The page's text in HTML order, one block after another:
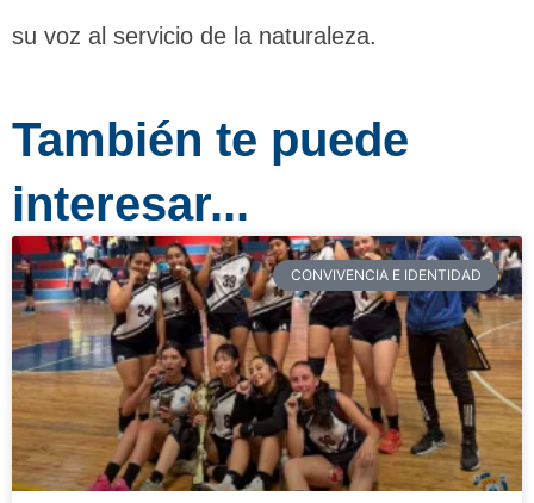
su voz al servicio de la naturaleza.
También te puede
interesar...
CONVIVENCIA E IDENTIDAD